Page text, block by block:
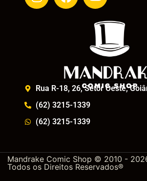
Rua R-18, 26, Setor Oeste,
(62) 3215-1339
(62) 3215-1339
Mandrake Comic Shop © 2010 -
Todos os Direitos Reservados®